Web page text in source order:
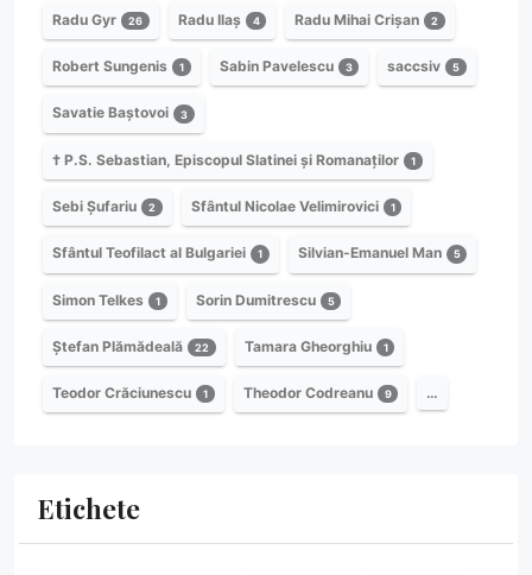
Radu Gyr 26 Radu Ilaș 4 Radu Mihai Crișan 2
Robert Sungenis 1 Sabin Pavelescu 3 saccsiv 5
Savatie Baștovoi 3
† P.S. Sebastian, Episcopul Slatinei și Romanaților 1
Sebi Șufariu 2 Sfântul Nicolae Velimirovici 1
Sfântul Teofilact al Bulgariei 1 Silvian-Emanuel Man 5
Simon Telkes 1 Sorin Dumitrescu 5
Ștefan Plămădeală 22 Tamara Gheorghiu 1
Teodor Crăciunescu 1 Theodor Codreanu 9 …
Etichete